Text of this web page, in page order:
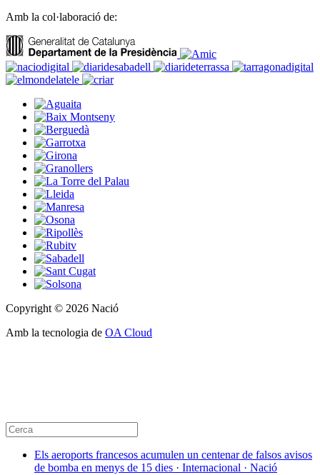
Amb la col·laboració de:
Copyright © 2026 Nació
Amb la tecnologia de OA Cloud
Els aeroports francesos acumulen un centenar de falsos avisos
de bomba en menys de 15 dies · Internacional · Nació